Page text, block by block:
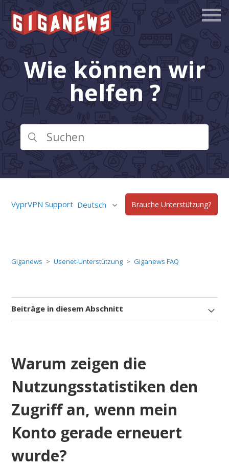
Wie können wir
helfen ?
VyprVPN Support Deutsch Brauche Unterstützung?
Giganews Usenet-Unterstützung Giganews FAQ
Beiträge in diesem Abschnitt
Warum zeigen die
Nutzungsstatistiken den
Zugriff an, wenn mein
Konto gerade erneuert
wurde?